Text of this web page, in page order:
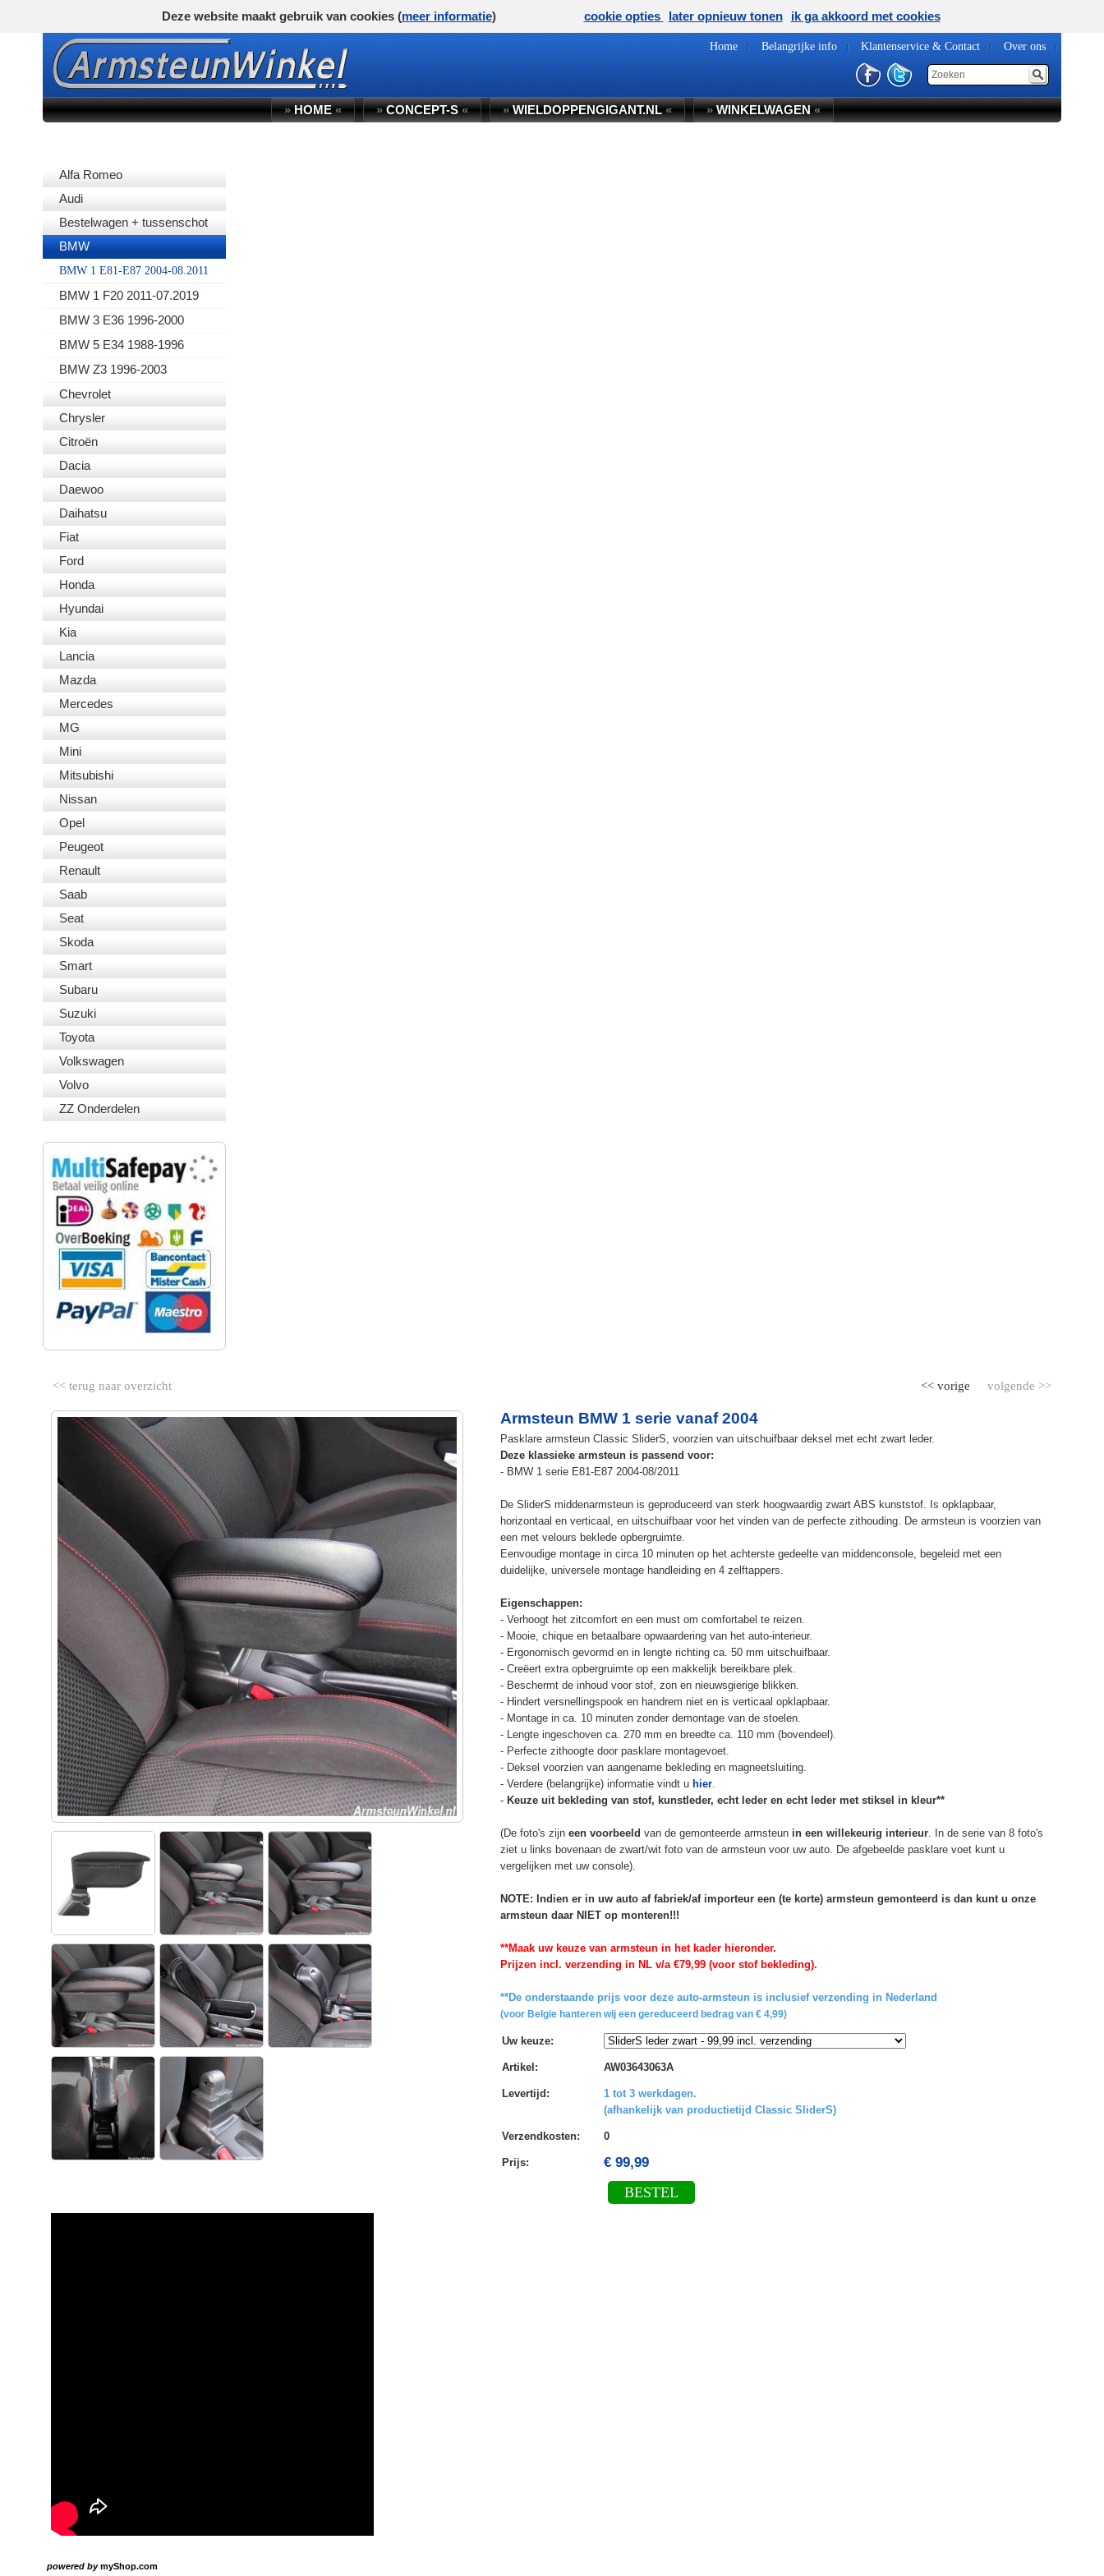
Home Belangrijke info Klantenservice & Contact Over ons
»HOME« »CONCEPT-S« »WIELDOPPENGIGANT.NL« »WINKELWAGEN«
Alfa Romeo
Audi
Bestelwagen + tussenschot
BMW
BMW 1 E81-E87 2004-08.2011
BMW 1 F20 2011-07.2019
BMW 3 E36 1996-2000
BMW 5 E34 1988-1996
BMW Z3 1996-2003
Chevrolet
Chrysler
Citroën
Dacia
Daewoo
Daihatsu
Fiat
Ford
Honda
Hyundai
Kia
Lancia
Mazda
Mercedes
MG
Mini
Mitsubishi
Nissan
Opel
Peugeot
Renault
Saab
Seat
Skoda
Smart
Subaru
Suzuki
Toyota
Volkswagen
Volvo
ZZ Onderdelen
<< terug naar overzicht volgende >>
<< vorige
Armsteun BMW 1 serie vanaf 2004
Pasklare armsteun Classic SliderS, voorzien van uitschuifbaar deksel met echt zwart leder.
Deze klassieke armsteun is passend voor:
- BMW 1 serie E81-E87 2004-08/2011
De SliderS middenarmsteun is geproduceerd van sterk hoogwaardig zwart ABS kunststof. Is opklapbaar,
horizontaal en verticaal, en uitschuifbaar voor het vinden van de perfecte zithouding. De armsteun is voorzien van
een met velours beklede opbergruimte.
Eenvoudige montage in circa 10 minuten op het achterste gedeelte van middenconsole, begeleid met een
duidelijke, universele montage handleiding en 4 zelftappers.
Eigenschappen:
- Verhoogt het zitcomfort en een must om comfortabel te reizen.
- Mooie, chique en betaalbare opwaardering van het auto-interieur.
- Ergonomisch gevormd en in lengte richting ca. 50 mm uitschuifbaar.
- Creëert extra opbergruimte op een makkelijk bereikbare plek.
- Beschermt de inhoud voor stof, zon en nieuwsgierige blikken.
- Hindert versnellingspook en handrem niet en is verticaal opklapbaar.
- Montage in ca. 10 minuten zonder demontage van de stoelen.
- Lengte ingeschoven ca. 270 mm en breedte ca. 110 mm (bovendeel).
- Perfecte zithoogte door pasklare montagevoet.
- Deksel voorzien van aangename bekleding en magneetsluiting.
- Verdere (belangrijke) informatie vindt u hier.
- Keuze uit bekleding van stof, kunstleder, echt leder en echt leder met stiksel in kleur**
(De foto's zijn een voorbeeld van de gemonteerde armsteun in een willekeurig interieur. In de serie van 8 foto's
ziet u links bovenaan de zwart/wit foto van de armsteun voor uw auto. De afgebeelde pasklare voet kunt u
vergelijken met uw console).
NOTE: Indien er in uw auto af fabriek/af importeur een (te korte) armsteun gemonteerd is dan kunt u onze
armsteun daar NIET op monteren!!!
**Maak uw keuze van armsteun in het kader hieronder.
Prijzen incl. verzending in NL v/a €79,99 (voor stof bekleding).
**De onderstaande prijs voor deze auto-armsteun is inclusief verzending in Nederland
(voor Belgie hanteren wij een gereduceerd bedrag van € 4,99)
Uw keuze:
Artikel : AW03643063A
Levertijd :
1 tot 3 werkdagen.
(afhankelijk van productietijd Classic SliderS)
Verzendkosten: 0
Prijs: € 99,99
BESTEL
powered bymyShop.com
Deze website maakt gebruik van cookies (meer informatie) cookie opties later opnieuw tonen ik ga akkoord met cookies